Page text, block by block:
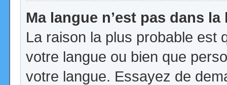
Ma langue n’est pas dans la
La raison la plus probable est
votre langue ou bien que
votre langue. Essayez de